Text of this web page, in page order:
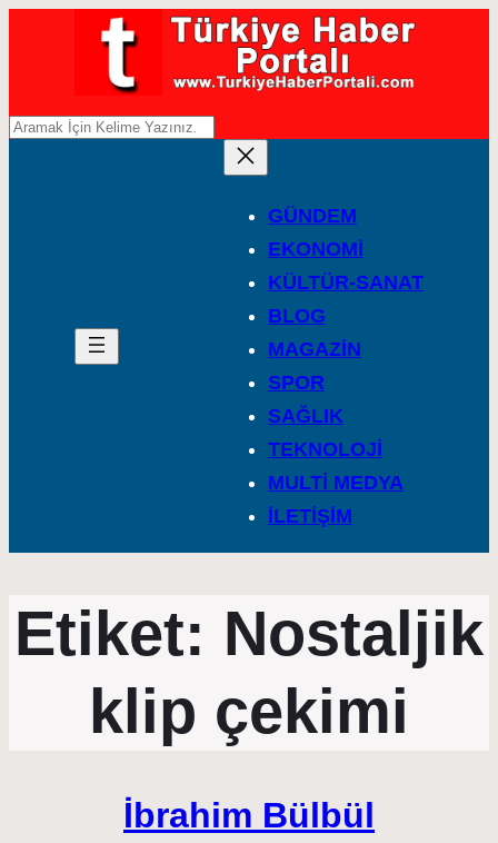
A
GÜNDEM
EKONOMİ
KÜLTÜR-SANAT
BLOG
MAGAZİN
SPOR
SAĞLIK
TEKNOLOJİ
MULTİ MEDYA
İLETİŞİM
Etiket: Nostaljik
klip çekimi
İbrahim Bülbül